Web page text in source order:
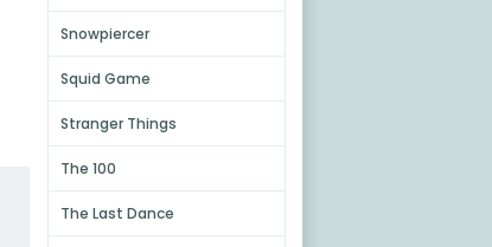
Snowpiercer
Squid Game
Stranger Things
The 100
The Last Dance